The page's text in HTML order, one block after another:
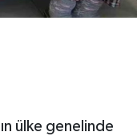
ülke genelinde